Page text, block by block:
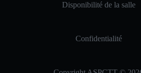
Disponibilité de la salle
Confidentialité